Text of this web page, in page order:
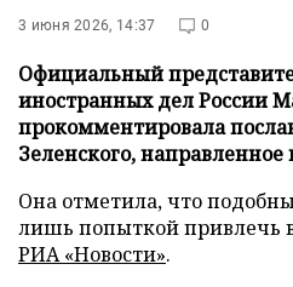
3 июня 2026, 14:37 0
Официальный
иностранных дел России
прокомментировала
Зеленского,
Она отметила, что
лишь попыткой привлечь
РИА «Новости».